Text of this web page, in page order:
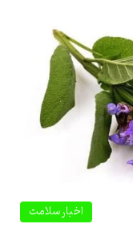
اخبار سلامت